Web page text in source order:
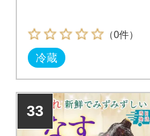
（0件）
冷蔵
33